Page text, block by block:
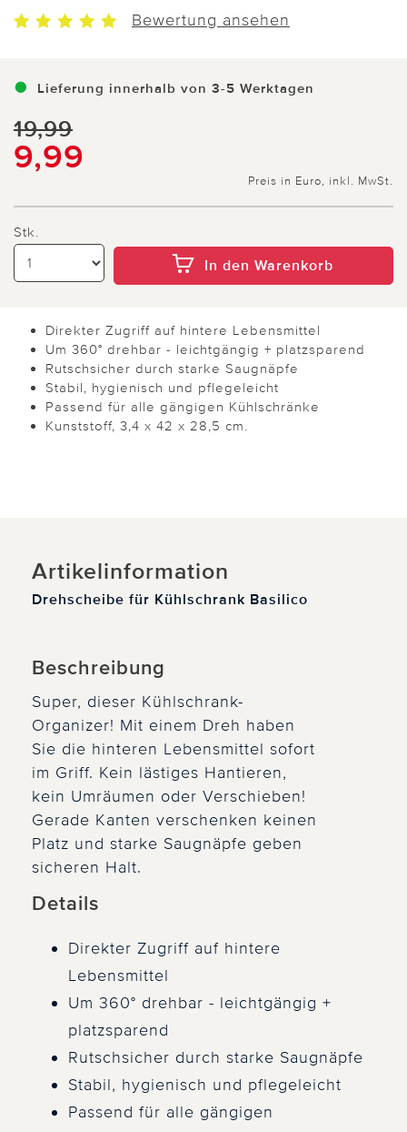
Bewertung ansehen
Lieferung innerhalb von 3-5 Werktagen
19,99
9,99
Preis in Euro, inkl. MwSt.
Stk.
In den Warenkorb
Direkter Zugriff auf hintere Lebensmittel
Um 360° drehbar - leichtgängig + platzsparend
Rutschsicher durch starke Saugnäpfe
Stabil, hygienisch und pflegeleicht
Passend für alle gängigen Kühlschränke
Kunststoff, 3,4 x 42 x 28,5 cm.
Artikelinformation
Drehscheibe für Kühlschrank Basilico
Beschreibung
Super, dieser Kühlschrank-
Organizer! Mit einem Dreh haben
Sie die hinteren Lebensmittel sofort
im Griff. Kein lästiges Hantieren,
kein Umräumen oder Verschieben!
Gerade Kanten verschenken keinen
Platz und starke Saugnäpfe geben
sicheren Halt.
Details
Direkter Zugriff auf hintere
Lebensmittel
Um 360° drehbar - leichtgängig +
platzsparend
Rutschsicher durch starke Saugnäpfe
Stabil, hygienisch und pflegeleicht
Passend für alle gängigen